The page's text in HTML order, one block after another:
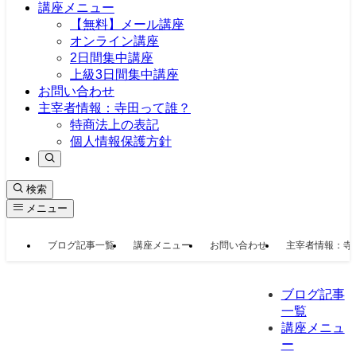
講座メニュー
【無料】メール講座
オンライン講座
2日間集中講座
上級3日間集中講座
お問い合わせ
主宰者情報：寺田って誰？
特商法上の表記
個人情報保護方針
検索
メニュー
ブログ記事一覧 講座メニュー お問い合わせ 主宰者情報：寺
ブログ記事
一覧
講座メニュ
ー